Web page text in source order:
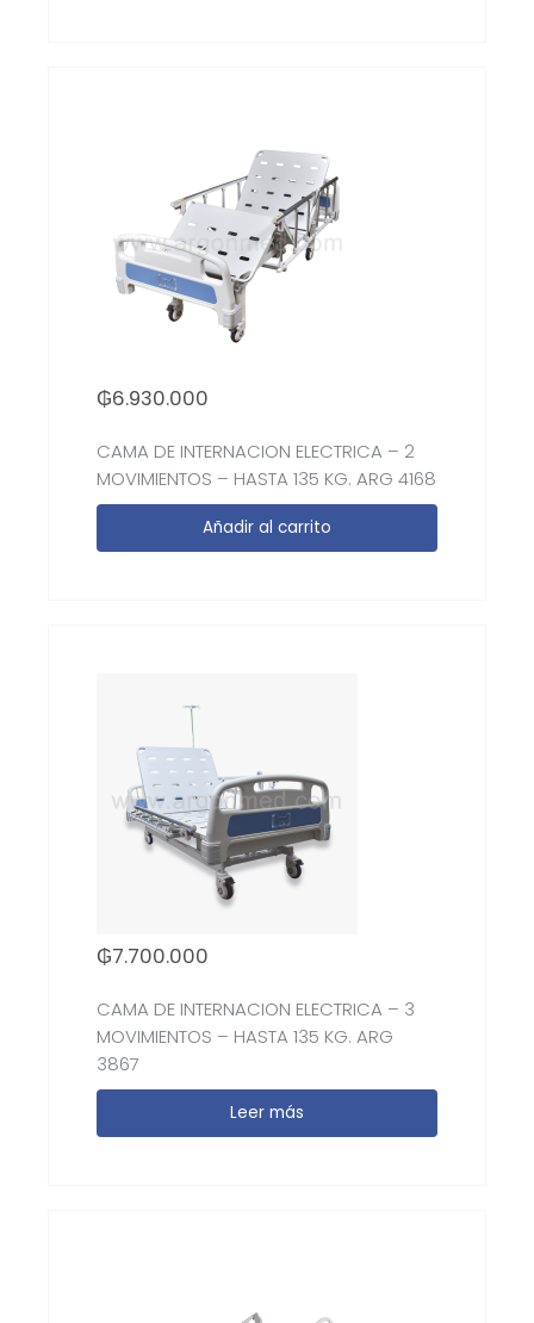
₲6.930.000
CAMA DE INTERNACION ELECTRICA – 2
MOVIMIENTOS – HASTA 135 KG. ARG 4168
Añadir al carrito
₲7.700.000
CAMA DE INTERNACION ELECTRICA – 3
MOVIMIENTOS – HASTA 135 KG. ARG
3867
Leer más